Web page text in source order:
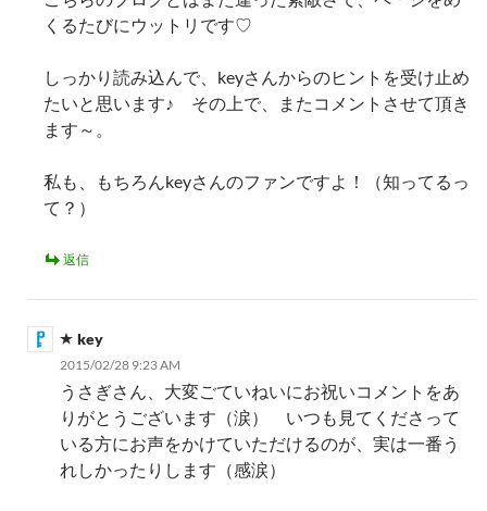
くるたびにウットリです♡
しっかり読み込んで、keyさんからのヒントを受け止め
たいと思います♪ その上で、またコメントさせて頂き
ます～。
私も、もちろんkeyさんのファンですよ！（知ってるっ
て？）
返信
key
2015/02/28 9:23 AM
うさぎさん、大変ごていねいにお祝いコメントをあ
りがとうございます（涙） いつも見てくださって
いる方にお声をかけていただけるのが、実は一番う
れしかったりします（感涙）